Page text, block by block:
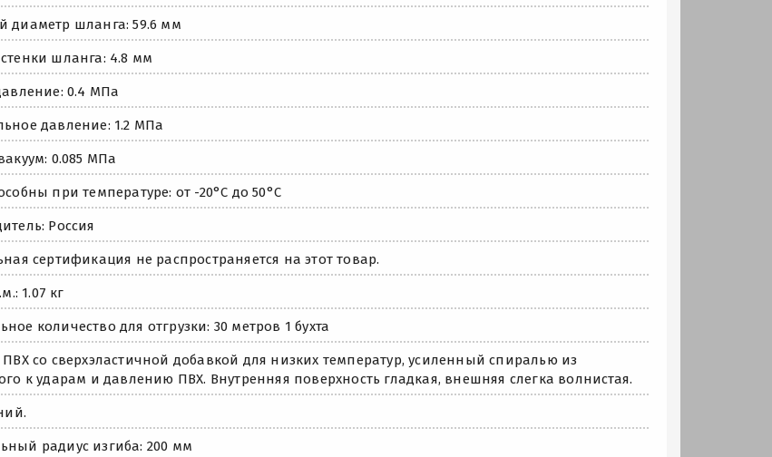
диаметр шланга: 59.6 мм
шланга: 4.8 мм
0.4 МПа
давление: 1.2 МПа
0.085 МПа
при температуре: от -20°С до 50°C
Россия
сертификация не распространяется на этот товар.
1.07 кг
количество для отгрузки: 30 метров 1 бухта
со сверхэластичной добавкой для низких температур, усиленный спиралью из
к ударам и давлению ПВХ. Внутренняя поверхность гладкая, внешняя слегка волнистая.
радиус изгиба: 200 мм